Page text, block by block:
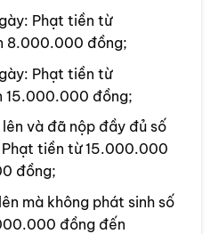
Phạt tiền từ
8.000.000 đồng;
Phạt tiền từ
15.000.000 đồng;
và đã nộp đầy đủ số
tiền từ 15.000.000
đồng;
mà không phát sinh số
đồng đến